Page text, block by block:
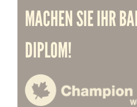
MACHEN SIE IHR
DIPLOM!